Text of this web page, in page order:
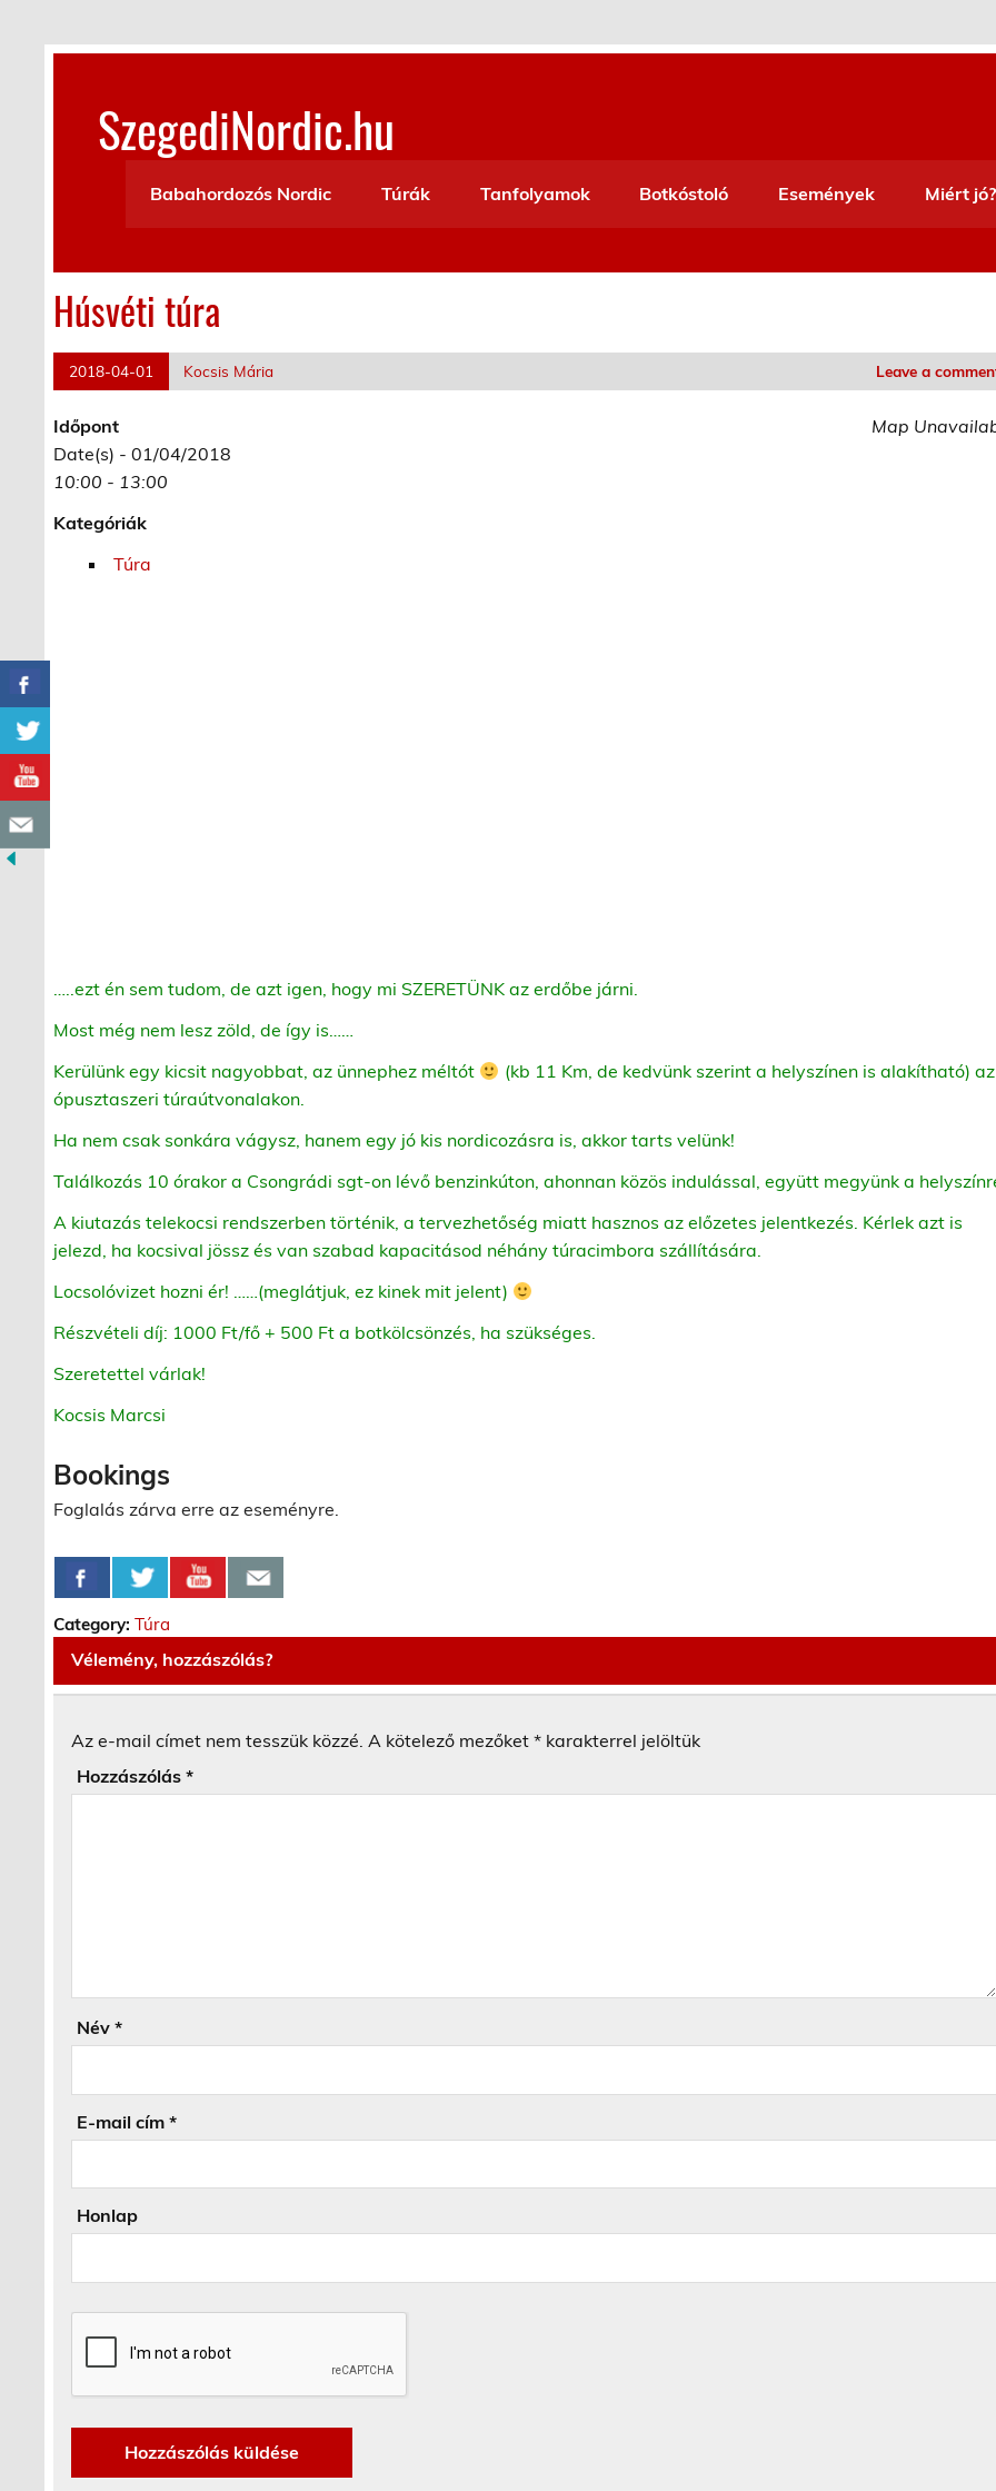
content
SzegediNordic.hu
Babahordozós Nordic
Túrák Tanfolyamok Botkóstoló Események Miért jó?
Húsvéti túra
2018-04-01 Kocsis Mária Leave a
Map
Időpont
Date(s) - 01/04/2018
10:00 - 13:00
Kategóriák
Túra
…..ezt én sem tudom, de azt igen, hogy mi SZERETÜNK az erdőbe járni.
Most még nem lesz zöld, de így is……
Kerülünk egy kicsit nagyobbat, az ünnephez méltót
(kb 11 Km, de kedvünk szerint a helyszínen is alakítható) az
ópusztaszeri túraútvonalakon.
Ha nem csak sonkára vágysz, hanem egy jó kis nordicozásra is, akkor tarts velünk!
Találkozás 10 órakor a Csongrádi sgt-on lévő benzinkúton, ahonnan közös indulással, együtt megyünk a
A kiutazás telekocsi rendszerben történik, a tervezhetőség miatt hasznos az előzetes jelentkezés. Kérlek azt is
jelezd, ha kocsival jössz és van szabad kapacitásod néhány túracimbora szállítására.
Locsolóvizet hozni ér! ……(meglátjuk, ez kinek mit jelent)
Részvételi díj: 1000 Ft/fő + 500 Ft a botkölcsönzés, ha szükséges.
Szeretettel várlak!
Kocsis Marcsi
Bookings
Foglalás zárva erre az eseményre.
Category:Túra
Vélemény, hozzászólás?
Az e-mail címet nem tesszük közzé. A kötelező mezőket* karakterrel jelöltük
Hozzászólás*
Név*
E-mail cím*
Honlap